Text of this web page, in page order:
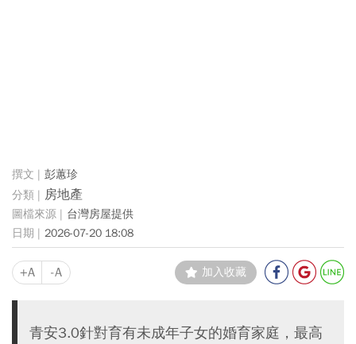
彭蕙珍
房地產
台灣房屋提供
2026-07-20 18:08
+A -A 加入收藏
青安3.0針對育有未成年子女的婚育家庭，最高